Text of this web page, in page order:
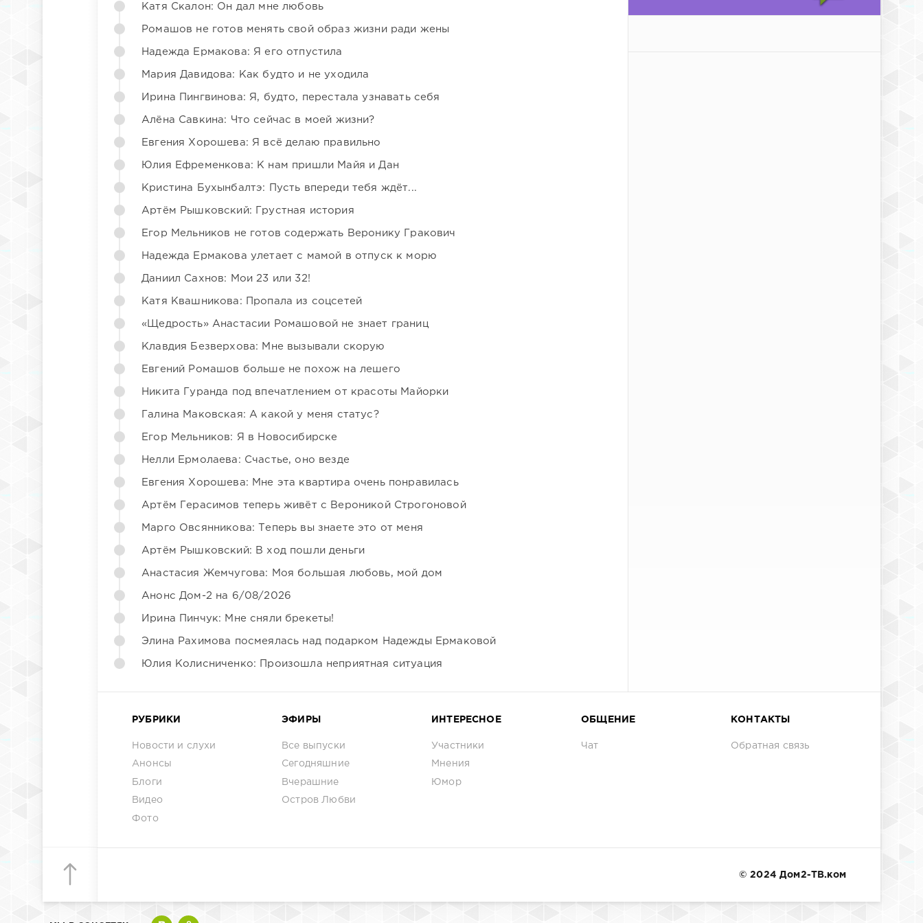
Катя Скалон: Он дал мне любовь
Ромашов не готов менять свой образ жизни ради жены
Надежда Ермакова: Я его отпустила
Мария Давидова: Как будто и не уходила
Ирина Пингвинова: Я, будто, перестала узнавать себя
Алёна Савкина: Что сейчас в моей жизни?
Евгения Хорошева: Я всё делаю правильно
Юлия Ефременкова: К нам пришли Майя и Дан
Кристина Бухынбалтэ: Пусть впереди тебя ждёт...
Артём Рышковский: Грустная история
Егор Мельников не готов содержать Веронику Гракович
Надежда Ермакова улетает с мамой в отпуск к морю
Даниил Сахнов: Мои 23 или 32!
Катя Квашникова: Пропала из соцсетей
«Щедрость» Анастасии Ромашовой не знает границ
Клавдия Безверхова: Мне вызывали скорую
Евгений Ромашов больше не похож на лешего
Никита Гуранда под впечатлением от красоты Майорки
Галина Маковская: А какой у меня статус?
Егор Мельников: Я в Новосибирске
Нелли Ермолаева: Счастье, оно везде
Евгения Хорошева: Мне эта квартира очень понравилась
Артём Герасимов теперь живёт с Вероникой Строгоновой
Марго Овсянникова: Теперь вы знаете это от меня
Артём Рышковский: В ход пошли деньги
Анастасия Жемчугова: Моя большая любовь, мой дом
Анонс Дом-2 на 6/08/2026
Ирина Пинчук: Мне сняли брекеты!
Элина Рахимова посмеялась над подарком Надежды Ермаковой
Юлия Колисниченко: Произошла неприятная ситуация
РУБРИКИ
Новости и слухи
Анонсы
Блоги
Видео
Фото
ЭФИРЫ
Все выпуски
Сегодняшние
Вчерашние
Остров Любви
ИНТЕРЕСНОЕ
Участники
Мнения
Юмор
ОБЩЕНИЕ
Чат
КОНТАКТЫ
Обратная связь
© 2024 Дом2-ТВ.ком